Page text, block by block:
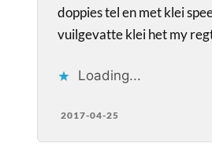
doppies tel en met klei
vuilgevatte klei het my
Loading...
2017-04-25